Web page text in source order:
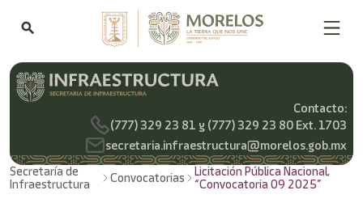
search
Contacto:
(777) 329 23 81 y (777) 329 23 80 Ext. 1703
secretaria.infraestructura@morelos.gob.mx
Secretaría de
Infraestructura
Convocatorias
Licitación Pública Nacional,
“Convocatoria 09 2025”